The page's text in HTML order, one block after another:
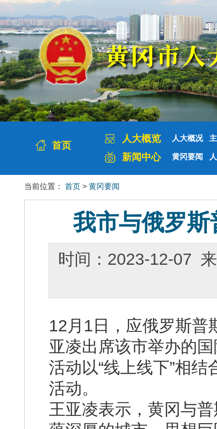
首页
人大概览 人大概况
新闻中心 黄冈要闻
当前位置： 首页 > 黄冈要闻
我市与俄罗
时间：2023-12-07
12月1日，应俄罗斯普
亚凌出席该市举办的
活动以“线上线下”相
活动。
王亚凌表示，黄冈与